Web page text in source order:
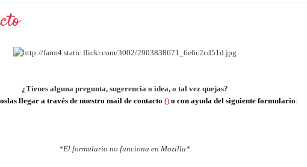
¿Tienes alguna pregunta, sugerencia o idea, o tal vez quejas?
llegar a través de nuestro mail de contacto () o con ayuda del siguiente formulario:
*El formulario no funciona en Mozilla*